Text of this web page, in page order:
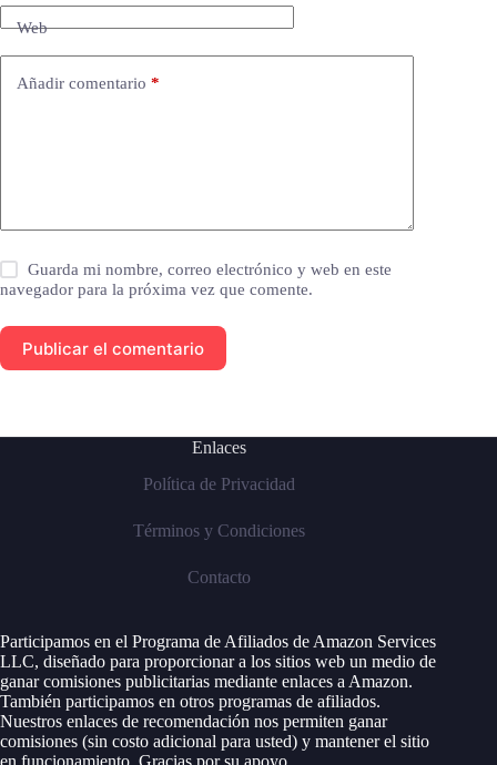
Web
Añadir comentario *
Guarda mi nombre, correo electrónico y web en este
navegador para la próxima vez que comente.
Publicar el comentario
Enlaces
Política de Privacidad
Términos y Condiciones
Contacto
Participamos en el Programa de Afiliados de Amazon Services
LLC, diseñado para proporcionar a los sitios web un medio de
ganar comisiones publicitarias mediante enlaces a Amazon.
También participamos en otros programas de afiliados.
Nuestros enlaces de recomendación nos permiten ganar
comisiones (sin costo adicional para usted) y mantener el sitio
en funcionamiento. Gracias por su apoyo.